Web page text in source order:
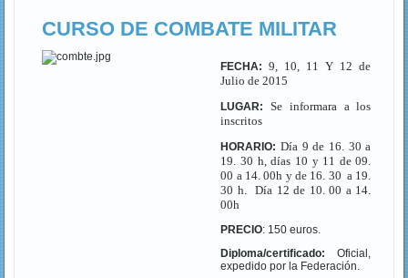
CURSO DE COMBATE MILITAR
FECHA:9, 10, 11 Y 12 de
Julio de 2015
LUGAR:Se informara a los
inscritos
HORARIO:Día 9 de 16. 30 a
19. 30 h, días 10 y 11 de 09.
00 a 14. 00h y de 16. 30 a 19.
30 h.
Día 12 de 10. 00 a 14.
00h
PRECIO: 150 euros.
Diploma/certificado:Oficial,
expedido por la Federación.